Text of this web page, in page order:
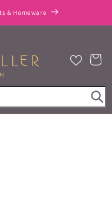
& Homeware
Panier